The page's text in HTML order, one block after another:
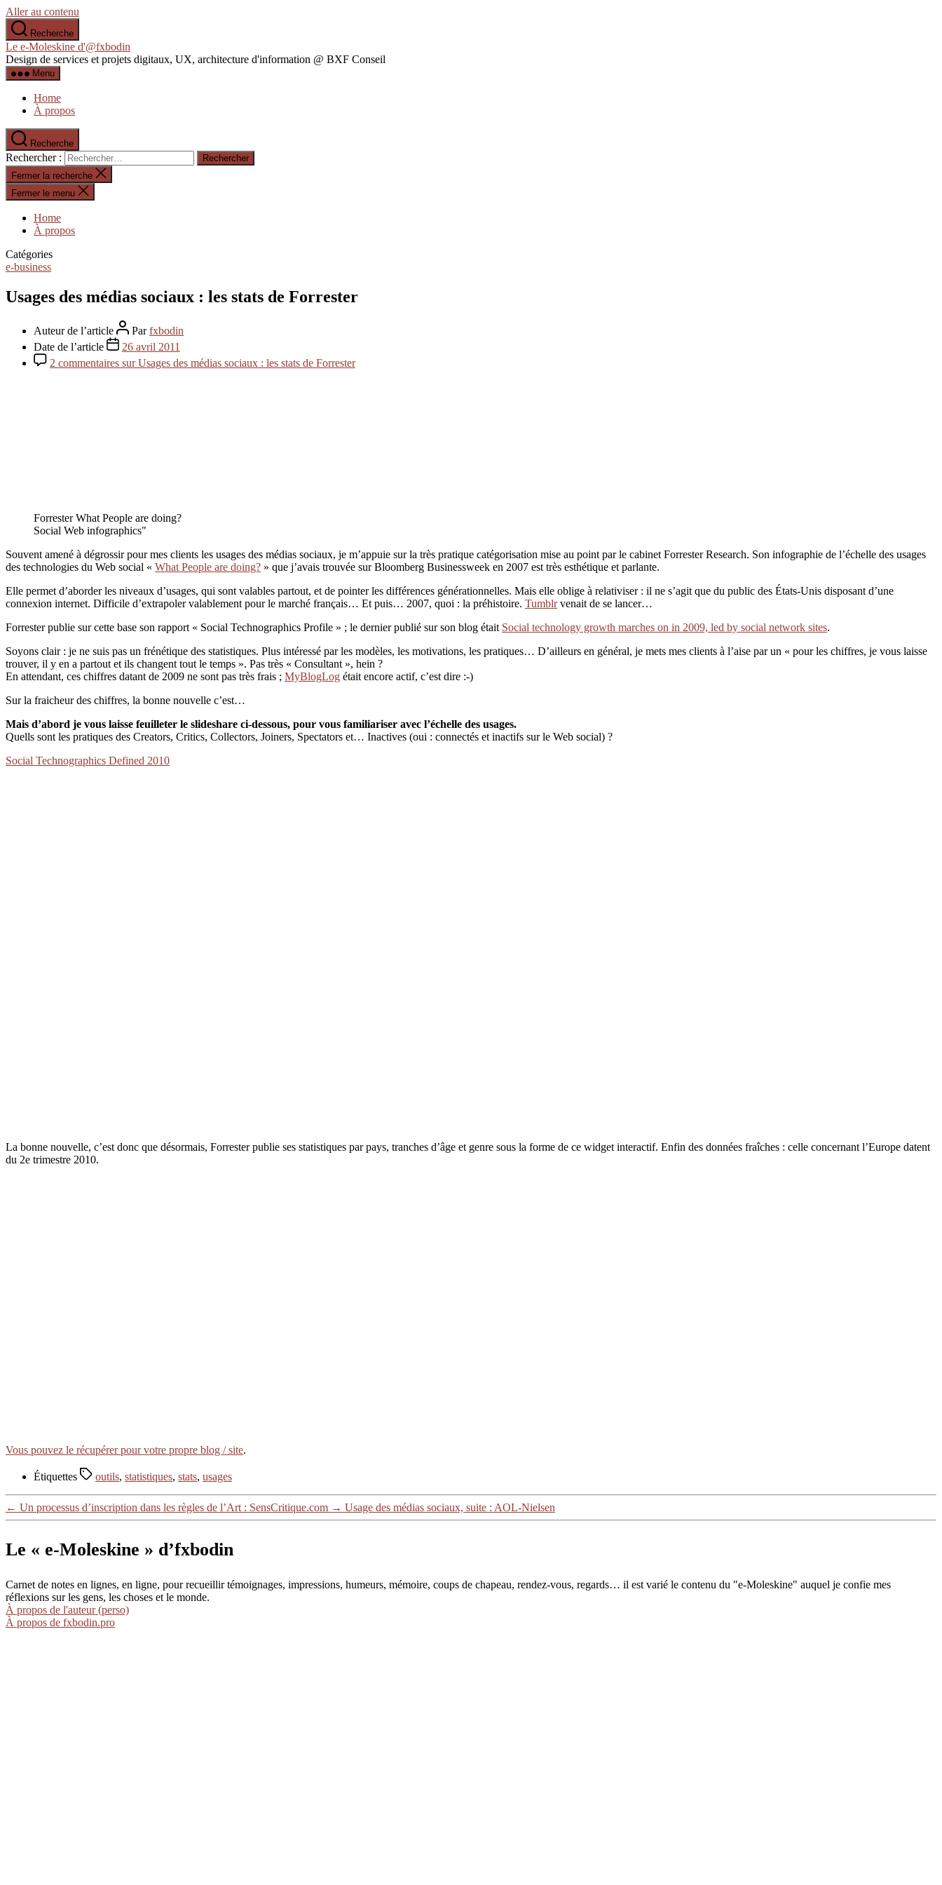
Aller au contenu
Recherche
Le e-Moleskine d'@fxbodin
Design de services et projets digitaux, UX, architecture d'information @ BXF Conseil
Menu
Home
À propos
Recherche
Rechercher :
Fermer la recherche
Fermer le menu
Home
À propos
Catégories
e-business
Usages des médias sociaux : les stats de Forrester
Auteur de l’article Parfxbodin
Date de l’article
26 avril 2011
2 commentaires sur Usages des médias sociaux : les stats de Forrester
Forrester What People are doing?
Social Web infographics"
Souvent amené à dégrossir pour mes clients les usages des médias sociaux, je m’appuie sur la très pratique catégorisation mise au point par le cabinet Forrester Research. Son infographie de l’échelle des usages
des technologies du Web social « What People are doing? » que j’avais trouvée sur Bloomberg Businessweek en 2007 est très esthétique et parlante.
Elle permet d’aborder les niveaux d’usages, qui sont valables partout, et de pointer les différences générationnelles. Mais elle oblige à relativiser : il ne s’agit que du public des États-Unis disposant d’une
connexion internet. Difficile d’extrapoler valablement pour le marché français… Et puis… 2007, quoi : la préhistoire. Tumblrvenait de se lancer…
Forrester publie sur cette base son rapport « Social Technographics Profile » ; le dernier publié sur son blog était Social technology growth marches on in 2009, led by social network sites.
Soyons clair : je ne suis pas un frénétique des statistiques. Plus intéressé par les modèles, les motivations, les pratiques… D’ailleurs en général, je mets mes clients à l’aise par un « pour les chiffres, je vous laisse
trouver, il y en a partout et ils changent tout le temps ». Pas très « Consultant », hein ?
En attendant, ces chiffres datant de 2009 ne sont pas très frais ; MyBlogLog était encore actif, c’est dire :-)
Sur la fraicheur des chiffres, la bonne nouvelle c’est…
Mais d’abord je vous laisse feuilleter le slideshare ci-dessous, pour vous familiariser avec l’échelle des usages.
Quells sont les pratiques des Creators, Critics, Collectors, Joiners, Spectators et… Inactives (oui : connectés et inactifs sur le Web social) ?
Social Technographics Defined 2010
La bonne nouvelle, c’est donc que désormais, Forrester publie ses statistiques par pays, tranches d’âge et genre sous la forme de ce widget interactif. Enfin des données fraîches : celle concernant l’Europe datent
du 2e trimestre 2010.
Vous pouvez le récupérer pour votre propre blog / site.
Étiquettes outils, statistiques, stats, usages
← Un processus d’inscription dans les règles de l’Art : SensCritique.com → Usage des médias sociaux, suite : AOL-Nielsen
Le « e-Moleskine » d’fxbodin
Carnet de notes en lignes, en ligne, pour recueillir témoignages, impressions, humeurs, mémoire, coups de chapeau, rendez-vous, regards… il est varié le contenu du "e-Moleskine" auquel je confie mes
réflexions sur les gens, les choses et le monde.
À propos de l'auteur (perso)
À propos de fxbodin.pro